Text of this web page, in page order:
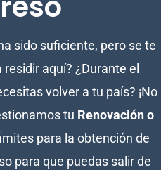
sido suficiente, pero se te
aquí? ¿Durante el
volver a tu país? ¡No
tu Renovación o
para la obtención de
para que puedas salir de